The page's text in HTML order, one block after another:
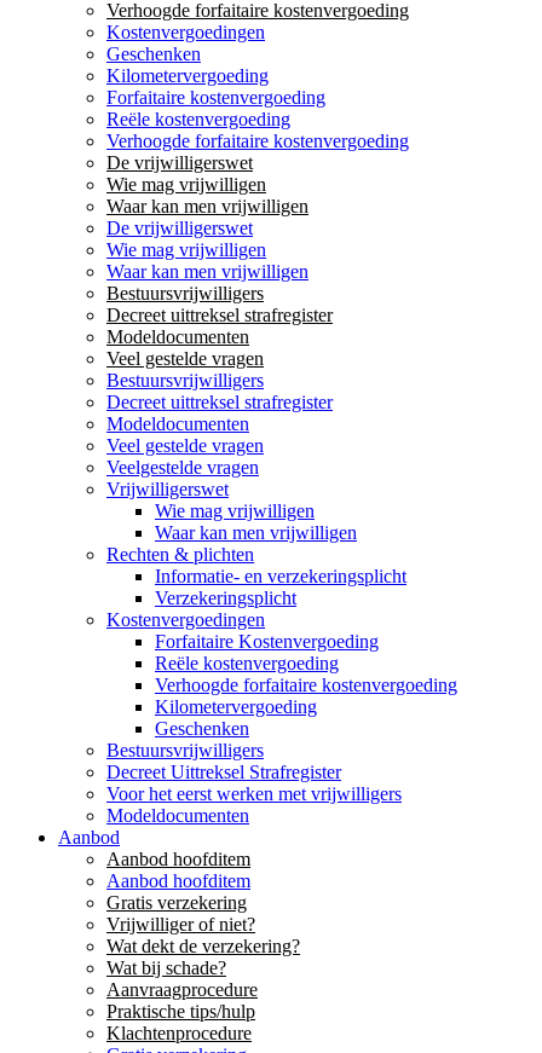
Verhoogde forfaitaire kostenvergoeding
Kostenvergoedingen
Geschenken
Kilometervergoeding
Forfaitaire kostenvergoeding
Reële kostenvergoeding
Verhoogde forfaitaire kostenvergoeding
De vrijwilligerswet
Wie mag vrijwilligen
Waar kan men vrijwilligen
De vrijwilligerswet
Wie mag vrijwilligen
Waar kan men vrijwilligen
Bestuursvrijwilligers
Decreet uittreksel strafregister
Modeldocumenten
Veel gestelde vragen
Bestuursvrijwilligers
Decreet uittreksel strafregister
Modeldocumenten
Veel gestelde vragen
Veelgestelde vragen
Vrijwilligerswet
Wie mag vrijwilligen
Waar kan men vrijwilligen
Rechten & plichten
Informatie- en verzekeringsplicht
Verzekeringsplicht
Kostenvergoedingen
Forfaitaire Kostenvergoeding
Reële kostenvergoeding
Verhoogde forfaitaire kostenvergoeding
Kilometervergoeding
Geschenken
Bestuursvrijwilligers
Decreet Uittreksel Strafregister
Voor het eerst werken met vrijwilligers
Modeldocumenten
Aanbod
Aanbod hoofditem
Aanbod hoofditem
Gratis verzekering
Vrijwilliger of niet?
Wat dekt de verzekering?
Wat bij schade?
Aanvraagprocedure
Praktische tips/hulp
Klachtenprocedure